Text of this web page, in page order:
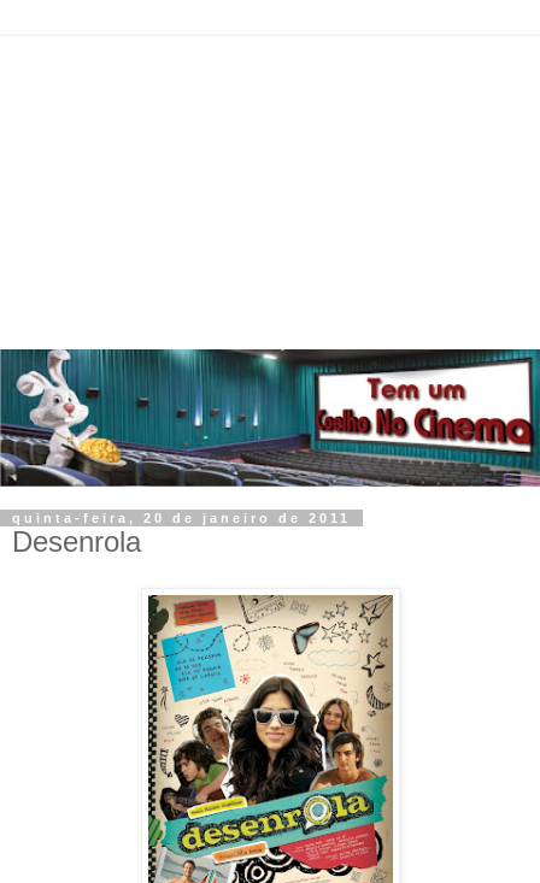
quinta-feira, 20 de janeiro de 2011
Desenrola